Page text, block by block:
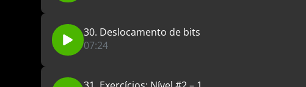
30. Deslocamento de bits
07:24